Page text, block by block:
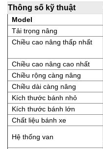
Thông số kỹ thuật
Model
Tải trọng nâng
Chiều cao nâng thấp nhất
Chiều cao nâng cao nhất
Chiều rộng càng nâng
Chiều dài càng nâng
Kích thước bánh nhỏ
Kích thước bánh lớn
Chất liệu bánh xe
Hệ thống van